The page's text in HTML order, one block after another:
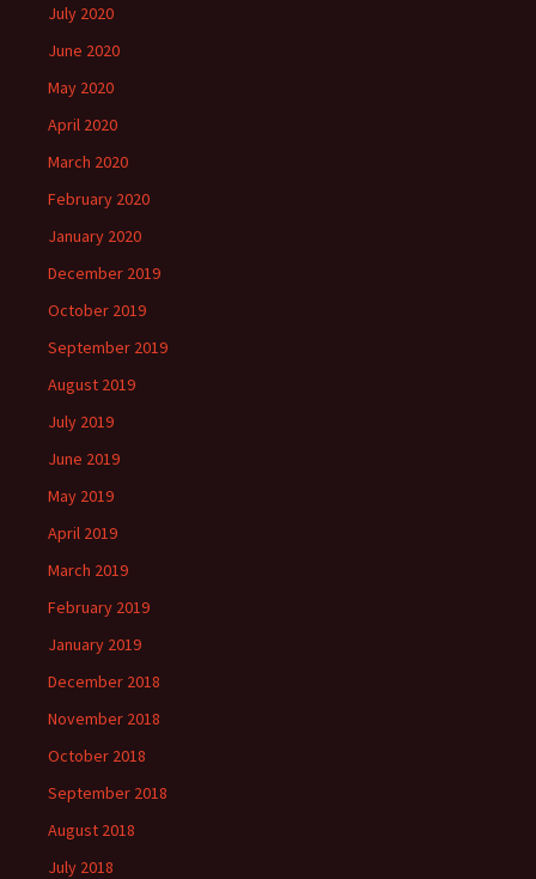
July 2020
June 2020
May 2020
April 2020
March 2020
February 2020
January 2020
December 2019
October 2019
September 2019
August 2019
July 2019
June 2019
May 2019
April 2019
March 2019
February 2019
January 2019
December 2018
November 2018
October 2018
September 2018
August 2018
July 2018